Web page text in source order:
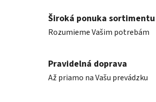
Široká ponuka sortimentu
Rozumieme Vašim potrebám
Pravidelná doprava
Až priamo na Vašu prevádzku